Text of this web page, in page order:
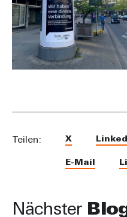
Teilen: X
E-Mail
Nächster